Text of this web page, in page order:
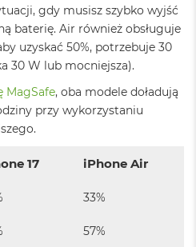
gdy musisz szybko wyjść
baterię. Air również obsługuje
uzyskać 50%, potrzebuje 30
30 W lub mocniejsza).
MagSafe, oba modele doładują
przy wykorzystaniu
17 iPhone Air
33%
57%